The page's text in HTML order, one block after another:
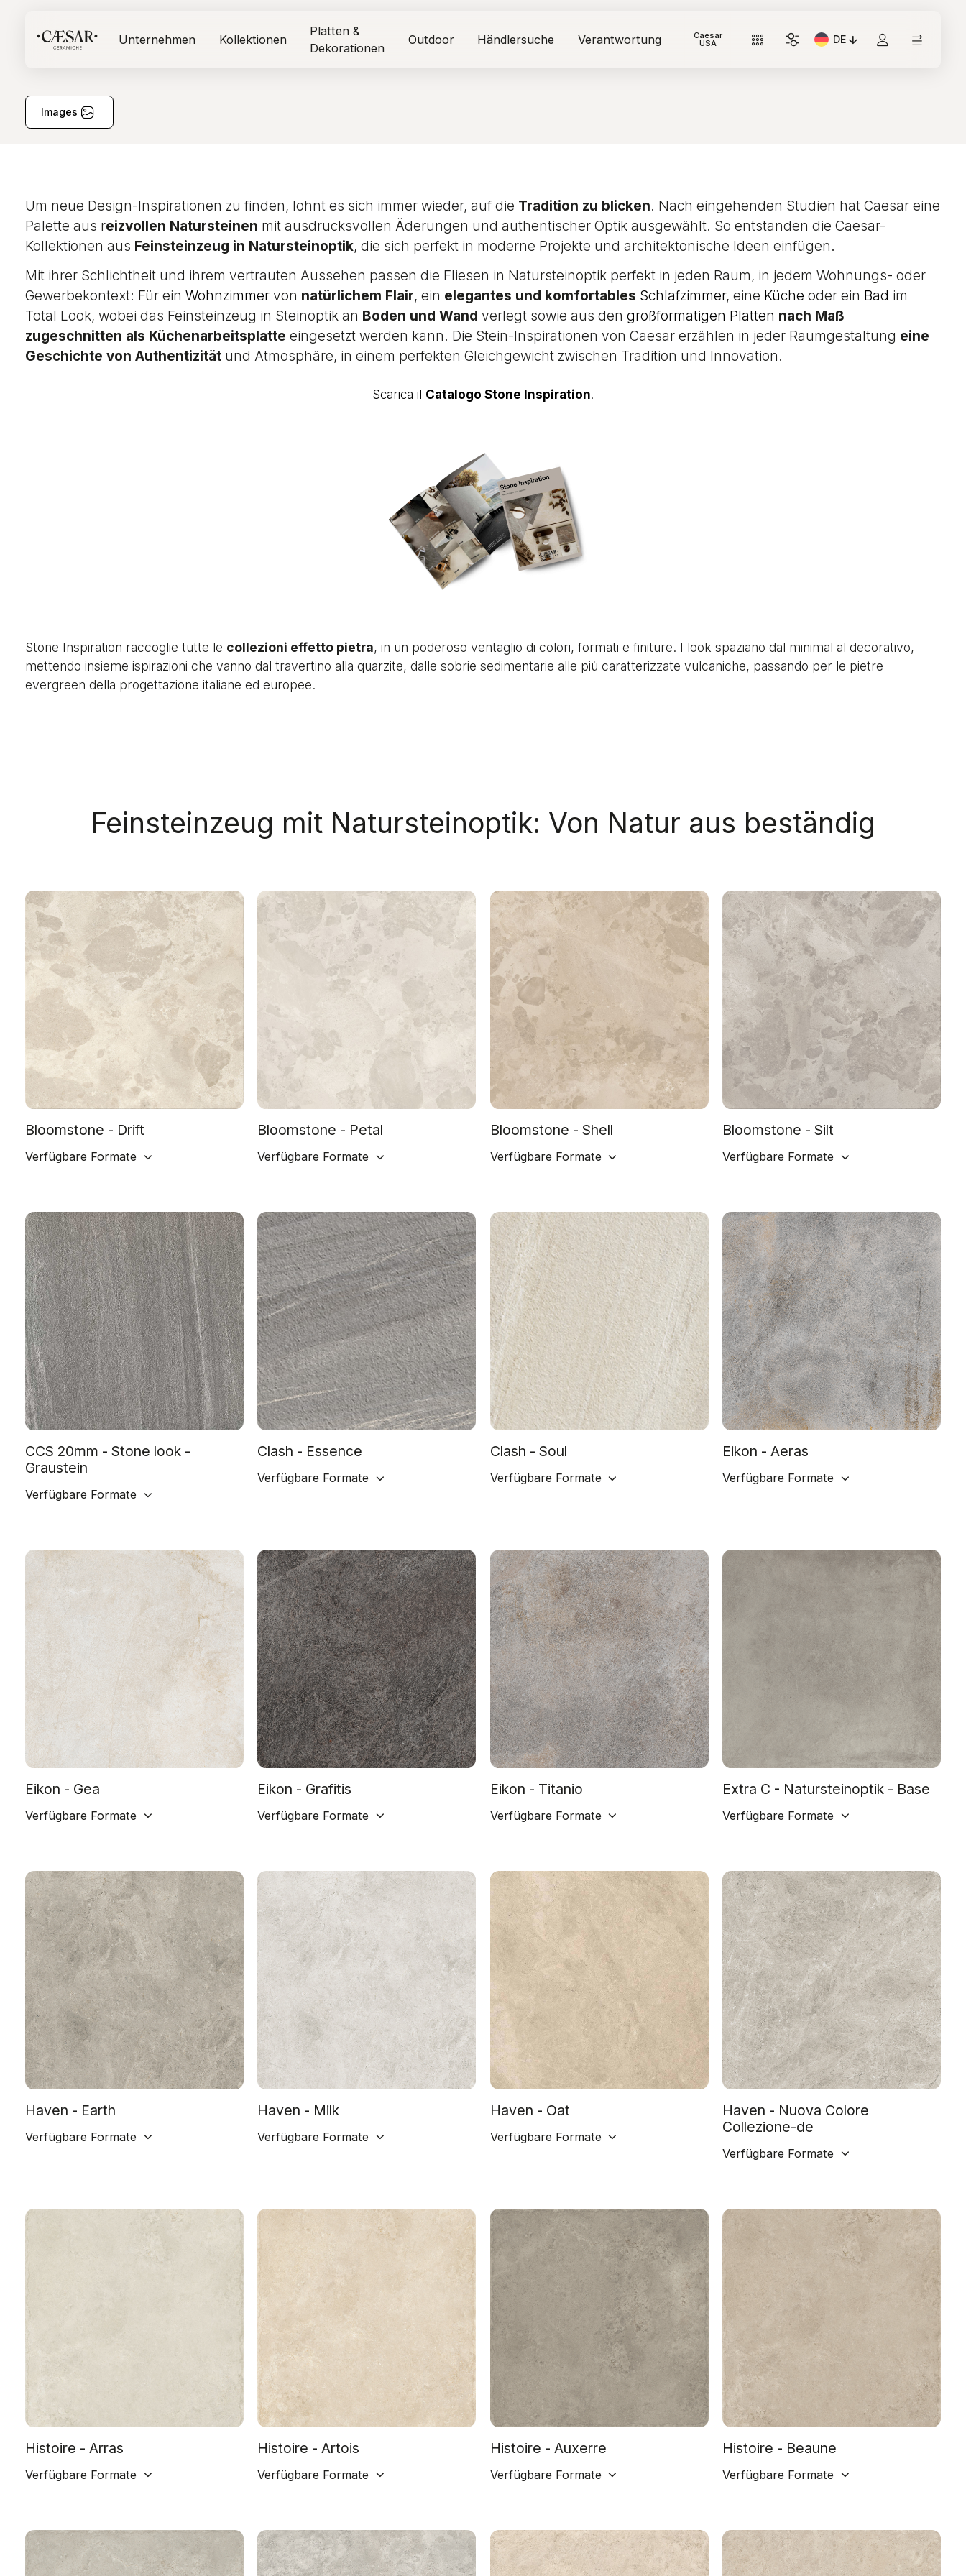
Unternehmen Kollektionen
Platten &
Dekorationen
Outdoor Händlersuche Verantwortung Caesar
USA DE
Aktuelle Sprache: Italiano
Images
Um neue Design-Inspirationen zu finden, lohnt es sich immer wieder, auf die Tradition zu blicken. Nach eingehenden Studien hat Caesar eine
Palette aus reizvollen Natursteinen mit ausdrucksvollen Äderungen und authentischer Optik ausgewählt. So entstanden die Caesar-
Kollektionen aus Feinsteinzeug in Natursteinoptik, die sich perfekt in moderne Projekte und architektonische Ideen einfügen.
Mit ihrer Schlichtheit und ihrem vertrauten Aussehen passen die Fliesen in Natursteinoptik perfekt in jeden Raum, in jedem Wohnungs- oder
Gewerbekontext: Für ein Wohnzimmer von natürlichem Flair, ein elegantes und komfortables Schlafzimmer, eine Küche oder ein Bad im
Total Look, wobei das Feinsteinzeug in Steinoptik an Boden und Wand verlegt sowie aus den großformatigen Platten nach Maß
zugeschnitten als Küchenarbeitsplatte eingesetzt werden kann. Die Stein-Inspirationen von Caesar erzählen in jeder Raumgestaltung eine
Geschichte von Authentizität und Atmosphäre, in einem perfekten Gleichgewicht zwischen Tradition und Innovation.
Scarica il Catalogo Stone Inspiration.
Stone Inspiration raccoglie tutte le collezioni effetto pietra, in un poderoso ventaglio di colori, formati e finiture. I look spaziano dal minimal al decorativo,
mettendo insieme ispirazioni che vanno dal travertino alla quarzite, dalle sobrie sedimentarie alle più caratterizzate vulcaniche, passando per le pietre
evergreen della progettazione italiane ed europee.
Feinsteinzeug mit Natursteinoptik: Von Natur aus beständig
Bloomstone - Drift
Verfügbare Formate
Bloomstone - Petal
Verfügbare Formate
Bloomstone - Shell
Verfügbare Formate
Bloomstone - Silt
Verfügbare Formate
CCS 20mm - Stone look -
Graustein
Verfügbare Formate
Clash - Essence
Verfügbare Formate
Clash - Soul
Verfügbare Formate
Eikon - Aeras
Verfügbare Formate
Eikon - Gea
Verfügbare Formate
Eikon - Grafitis
Verfügbare Formate
Eikon - Titanio
Verfügbare Formate
Extra C - Natursteinoptik - Base
Verfügbare Formate
Haven - Earth
Verfügbare Formate
Haven - Milk
Verfügbare Formate
Haven - Oat
Verfügbare Formate
Haven - Nuova Colore
Collezione-de
Verfügbare Formate
Histoire - Arras
Verfügbare Formate
Histoire - Artois
Verfügbare Formate
Histoire - Auxerre
Verfügbare Formate
Histoire - Beaune
Verfügbare Formate